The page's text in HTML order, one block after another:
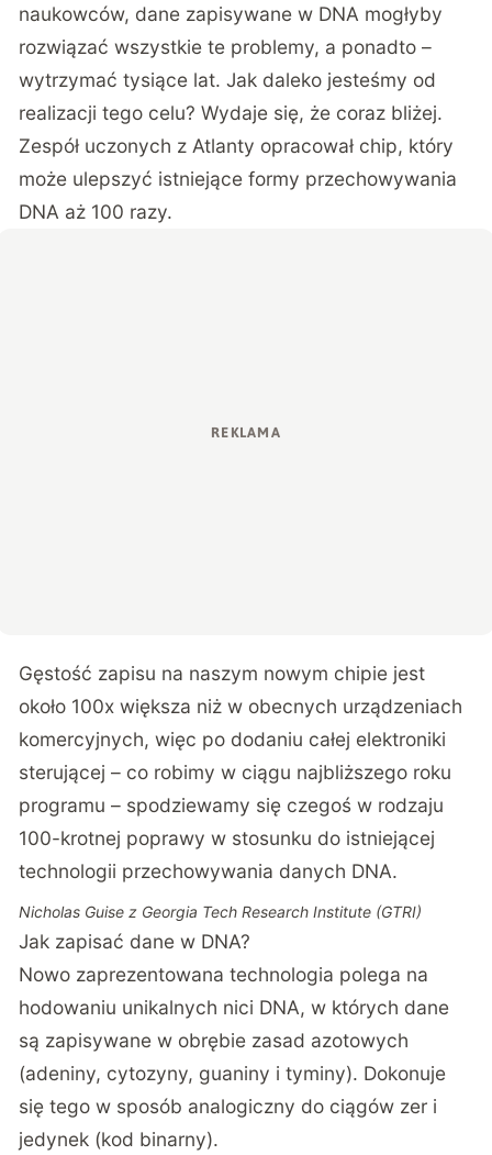
naukowców, dane zapisywane w DNA mogłyby
rozwiązać wszystkie te problemy, a ponadto –
wytrzymać tysiące lat. Jak daleko jesteśmy od
realizacji tego celu? Wydaje się, że coraz bliżej.
Zespół uczonych z Atlanty opracował chip, który
może ulepszyć istniejące formy przechowywania
DNA aż 100 razy.
Gęstość zapisu na naszym nowym chipie jest
około 100x większa niż w obecnych urządzeniach
komercyjnych, więc po dodaniu całej elektroniki
sterującej – co robimy w ciągu najbliższego roku
programu – spodziewamy się czegoś w rodzaju
100-krotnej poprawy w stosunku do istniejącej
technologii przechowywania danych DNA.
Nicholas Guise z Georgia Tech Research Institute (GTRI)
Jak zapisać dane w DNA?
Nowo zaprezentowana technologia polega na
hodowaniu unikalnych nici DNA, w których dane
są zapisywane w obrębie zasad azotowych
(adeniny, cytozyny, guaniny i tyminy). Dokonuje
się tego w sposób analogiczny do ciągów zer i
jedynek (kod binarny).